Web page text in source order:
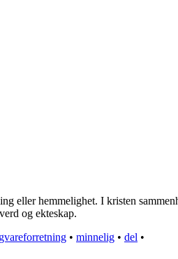
eller hemmelighet. I kristen
og ekteskap.
• minnelig • del •